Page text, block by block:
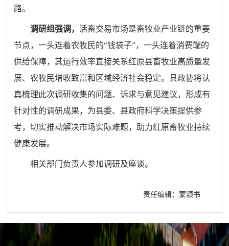
路。
调研组强调， 活畜交易市场是畜牧业产业链的重要
节点，一头连着农牧民的“钱袋子”，一头连着消费端的
供给保障，其运行效率直接关系红原县畜牧业高质量发
展、农牧民增收致富和区域经济社会稳定。县政协将认
真梳理此次调研收集的问题、诉求与意见建议，形成有
针对性的调研成果，为县委、县政府科学决策提供参
考，切实推动解决市场实际难题，助力红原畜牧业持续
健康发展。
相关部门负责人参加调研及座谈。
责任编辑：蒙颖书